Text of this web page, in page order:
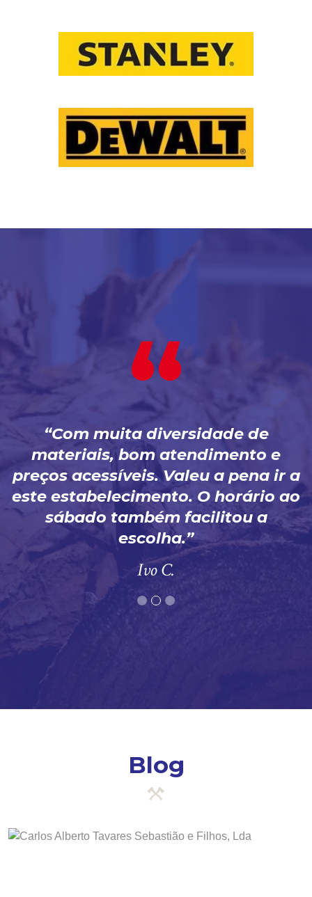
Com muita diversidade de
materiais, bom atendimento e
preços acessíveis. Valeu a pena ir a
este estabelecimento. O horário ao
sábado também facilitou a
escolha.
Ivo C.
Blog